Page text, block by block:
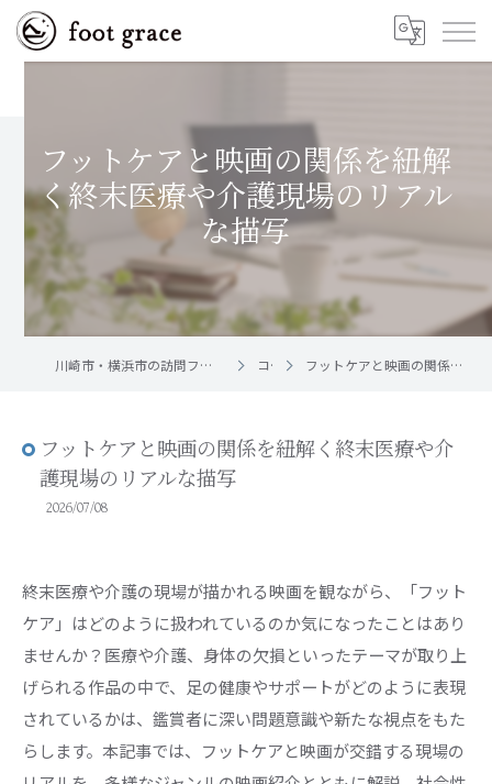
フットケアと映画の関係を紐解
く終末医療や介護現場のリアル
な描写
川崎市・横浜市の訪問フットケア｜足と爪のお手入れ屋さん foot grace コラム フットケアと映画の関係を紐解く終末医療や介護現場のリアルな描写
フットケアと映画の関係を紐解く終末医療や介
護現場のリアルな描写
2026/07/08
終末医療や介護の現場が描かれる映画を観ながら、「フット
ケア」はどのように扱われているのか気になったことはあり
ませんか？医療や介護、身体の欠損といったテーマが取り上
げられる作品の中で、足の健康やサポートがどのように表現
されているかは、鑑賞者に深い問題意識や新たな視点をもた
らします。本記事では、フットケアと映画が交錯する現場の